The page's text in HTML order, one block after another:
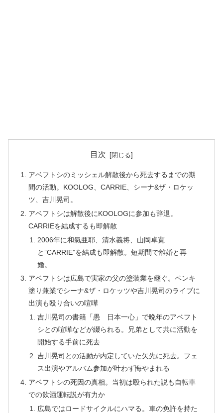
目次
アベフトシのミッシェル解散後から死去するまでの期
間の活動。KOOLOG、CARRIE、シーナ&ザ・ロケッ
ツ、吉川晃司。
アベフトシは解散後にKOOLOGに参加も辞退。
CARRIEを結成するも即解散
2006年に和氣亜耶、清水義将、山岡卓寛
と”CARRIE”を結成も即解散。短期間で離婚と再
婚。
アベフトシは広島で実家の父の塗装業を継ぐ。ペンキ
塗り兼業でシーナ&ザ・ロケッツや吉川晃司のライブに
出演も殴り合いの喧嘩
吉川晃司の書籍「愚 日本一心」で晩年のアベフト
シとの喧嘩などが綴られる。兄弟として共に活動を
開始する手前に死去
吉川晃司との活動が内定していた矢先に死去。フェ
ス出演やアルバム参加が叶わず悔やまれる
アベフトシの死因の真相。当初は殴られた説も自転車
での飲酒運転説が有力か
広島ではロードサイクルにハマる。車の免許を持た